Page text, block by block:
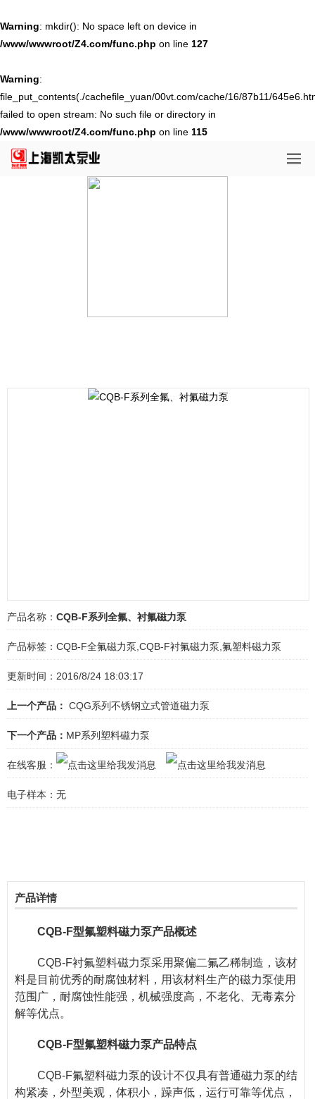
Warning: mkdir(): No space left on device in
/www/wwwroot/Z4.com/func.php on line 127
Warning:
file_put_contents(./cachefile_yuan/00vt.com/cache/16/87b11/
failed to open stream: No such file or directory in
/www/wwwroot/Z4.com/func.php on line 115
产品名称： CQB-F系列全氟、衬氟磁力泵
产品标签： CQB-F全氟磁力泵,CQB-F衬氟磁力泵,氟塑料磁力泵
更新时间：2016/8/24 18:03:17
上一个产品： CQG系列不锈钢立式管道磁力泵
下一个产品： MP系列塑料磁力泵
在线客服：
电子样本： 无
产品详情
CQB-F型氟塑料磁力泵产品概述
CQB-F衬氟塑料磁力泵采用聚偏二氟乙稀制造，该材
料是目前优秀的耐腐蚀材料，用该材料生产的磁力泵使用
范围广，耐腐蚀性能强，机械强度高，不老化、无毒素分
解等优点。
CQB-F型氟塑料磁力泵产品特点
CQB-F氟塑料磁力泵的设计不仅具有普通磁力泵的结
构紧凑，外型美观，体积小，躁声低，运行可靠等优点，